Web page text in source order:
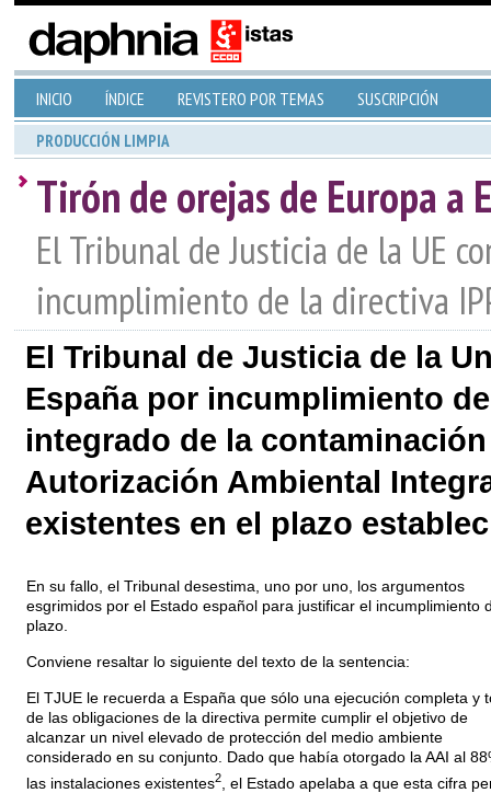
INICIO ÍNDICE REVISTERO POR TEMAS SUSCRIPCIÓN
PRODUCCIÓN LIMPIA
Tirón de orejas de Europa a
El Tribunal de Justicia de la UE
incumplimiento de la directiva
El Tribunal de Justicia de la
España por incumplimiento
integrado de la
Autorización Ambiental
existentes en el plazo
En su fallo, el Tribunal desestima, uno por uno, los argumentos
esgrimidos por el Estado español para justificar el incumplimiento
plazo.
Conviene resaltar lo siguiente del texto de la sentencia:
El TJUE le recuerda a España que sólo una ejecución completa y
de las obligaciones de la directiva permite cumplir el objetivo de
alcanzar un nivel elevado de protección del medio ambiente
considerado en su conjunto. Dado que había otorgado la AAI al
las instalaciones existentes2, el Estado apelaba a que esta cifra